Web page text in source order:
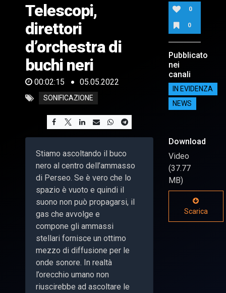
15
seconds
Telescopi,
direttori
d’orchestra di
buchi neri
00:02:15 05.05.2022
SONIFICAZIONE
Stiamo ascoltando il buco
nero al centro dell’ammasso
di Perseo. Se è vero che lo
spazio è vuoto e quindi il
suono non può propagarsi, il
gas che avvolge e
compone gli ammassi
stellari fornisce un ottimo
mezzo di diffusione per le
onde sonore. In realtà
l’orecchio umano non
riuscirebbe ad ascoltare le
0
0
Pubblicato
nei
canali
IN EVIDENZA
NEWS
Download
Video
(37.77
MB)
Scarica